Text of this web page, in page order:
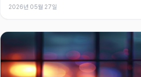
2026년 05월 27일